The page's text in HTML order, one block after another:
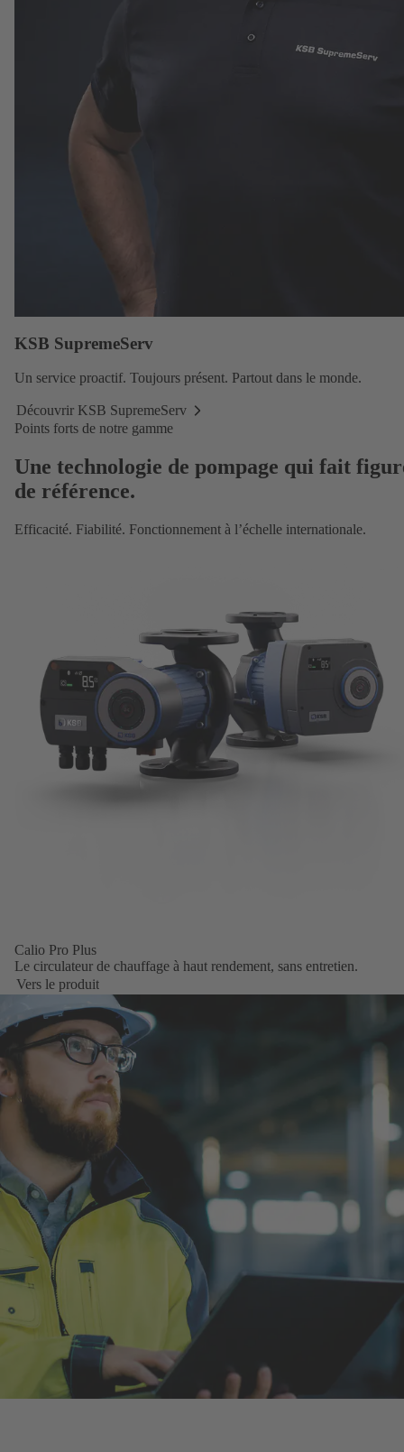
KSB SupremeServ
Un service proactif. Toujours présent. Partout dans le monde.
Découvrir KSB SupremeServ
Découvrir
Points forts de notre gamme
Une technologie de pompage qui fait
de référence.
Efficacité. Fiabilité. Fonctionnement à l’échelle internationale.
Calio Pro Plus
Le circulateur de chauffage à haut rendement, sans entretien.
Vers le produit